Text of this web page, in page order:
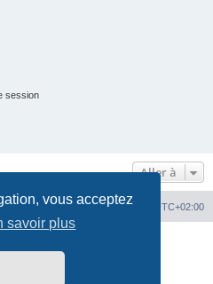
vous acceptez
savoir plus
session
Aller à
Heures au format UTC+02:00
phpBB-fr.com